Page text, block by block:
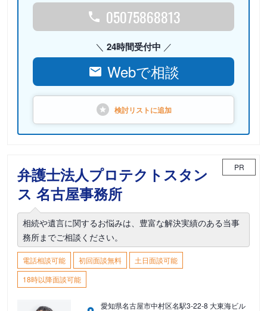
05075868813
24時間受付中
Webで相談
検討リストに追加
弁護士法人プロテクトスタン
ス 名古屋事務所
PR
相続や遺言に関するお悩みは、豊富な解決実績のある当事
務所までご相談ください。
電話相談可能 初回面談無料
土日面談可能
18時以降面談可能
愛知県名古屋市中村区名駅3-22-8 大東海ビル